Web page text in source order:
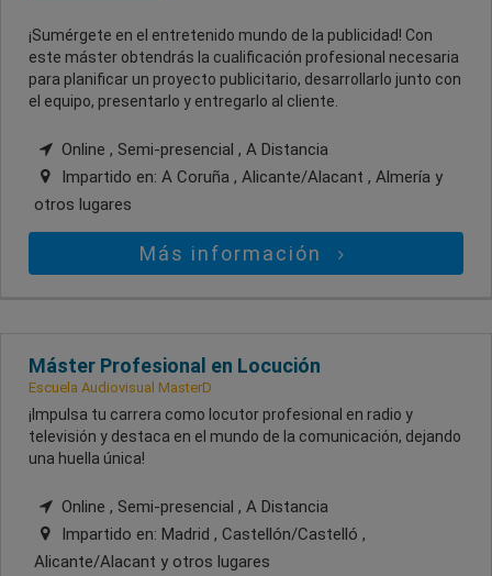
¡Sumérgete en el entretenido mundo de la publicidad! Con
este máster obtendrás la cualificación profesional necesaria
para planificar un proyecto publicitario, desarrollarlo junto con
el equipo, presentarlo y entregarlo al cliente.
Online , Semi-presencial , A Distancia
Impartido en: A Coruña , Alicante/Alacant , Almería y
otros lugares
Más información
Máster Profesional en Locución
Escuela Audiovisual MasterD
¡Impulsa tu carrera como locutor profesional en radio y
televisión y destaca en el mundo de la comunicación, dejando
una huella única!
Online , Semi-presencial , A Distancia
Impartido en: Madrid , Castellón/Castelló ,
Alicante/Alacant y otros lugares